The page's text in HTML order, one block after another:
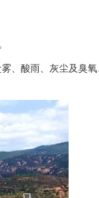
灰尘及臭氧、硫